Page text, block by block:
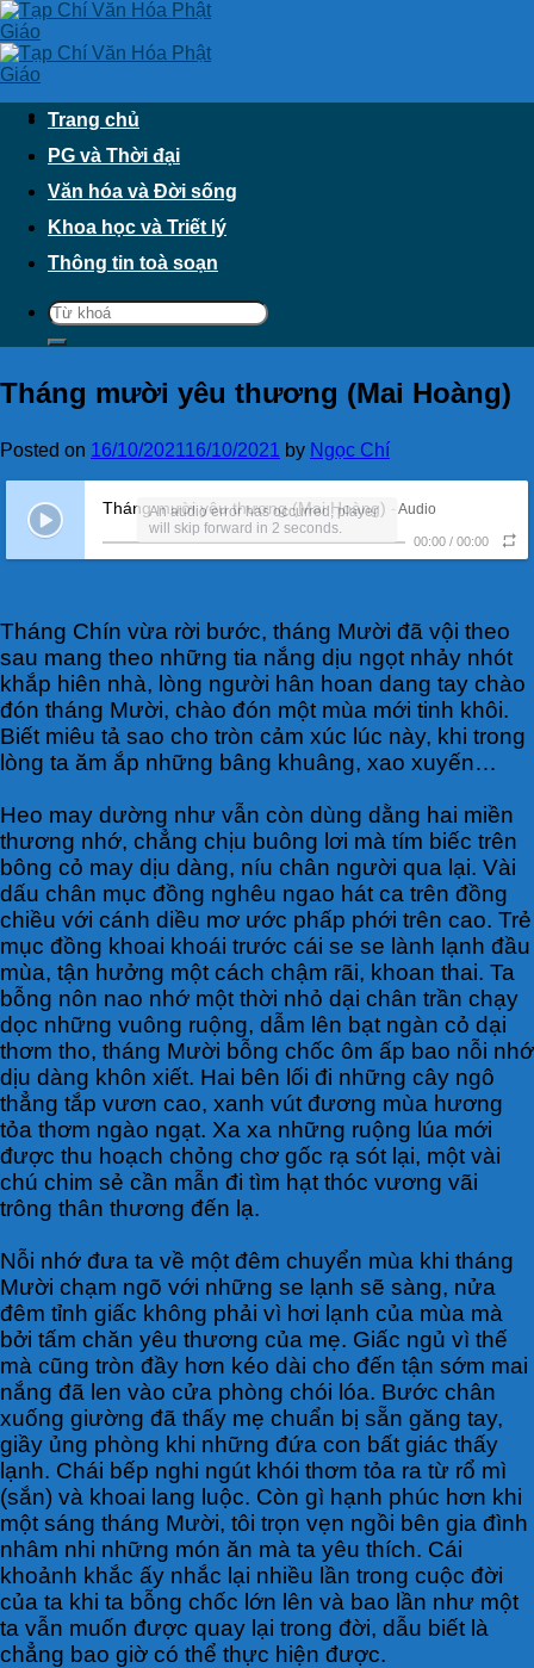
Skip
to
content
Trang chủ
PG và Thời đại
Văn hóa và Đời sống
Khoa học và Triết lý
Thông tin toà soạn
Tháng mười yêu thương (Mai Hoàng)
Posted on 16/10/202116/10/2021 by Ngọc Chí
Tháng mười yêu thương (Mai Hoàng) - Audio
00:00 / 00:00
An audio error has occurred, player
will skip forward in 2 seconds.
Tháng Chín vừa rời bước, tháng Mười đã vội theo
sau mang theo những tia nắng dịu ngọt nhảy nhót
khắp hiên nhà, lòng người hân hoan dang tay chào
đón tháng Mười, chào đón một mùa mới tinh khôi.
Biết miêu tả sao cho tròn cảm xúc lúc này, khi trong
lòng ta ăm ắp những bâng khuâng, xao xuyến…
Heo may dường như vẫn còn dùng dằng hai miền
thương nhớ, chẳng chịu buông lơi mà tím biếc trên
bông cỏ may dịu dàng, níu chân người qua lại. Vài
dấu chân mục đồng nghêu ngao hát ca trên đồng
chiều với cánh diều mơ ước phấp phới trên cao. Trẻ
mục đồng khoai khoái trước cái se se lành lạnh đầu
mùa, tận hưởng một cách chậm rãi, khoan thai. Ta
bỗng nôn nao nhớ một thời nhỏ dại chân trần chạy
dọc những vuông ruộng, dẫm lên bạt ngàn cỏ dại
thơm tho, tháng Mười bỗng chốc ôm ấp bao nỗi nhớ
dịu dàng khôn xiết. Hai bên lối đi những cây ngô
thẳng tắp vươn cao, xanh vút đương mùa hương
tỏa thơm ngào ngạt. Xa xa những ruộng lúa mới
được thu hoạch chỏng chơ gốc rạ sót lại, một vài
chú chim sẻ cần mẫn đi tìm hạt thóc vương vãi
trông thân thương đến lạ.
Nỗi nhớ đưa ta về một đêm chuyển mùa khi tháng
Mười chạm ngõ với những se lạnh sẽ sàng, nửa
đêm tỉnh giấc không phải vì hơi lạnh của mùa mà
bởi tấm chăn yêu thương của mẹ. Giấc ngủ vì thế
mà cũng tròn đầy hơn kéo dài cho đến tận sớm mai
nắng đã len vào cửa phòng chói lóa. Bước chân
xuống giường đã thấy mẹ chuẩn bị sẵn găng tay,
giầy ủng phòng khi những đứa con bất giác thấy
lạnh. Chái bếp nghi ngút khói thơm tỏa ra từ rổ mì
(sắn) và khoai lang luộc. Còn gì hạnh phúc hơn khi
một sáng tháng Mười, tôi trọn vẹn ngồi bên gia đình
nhâm nhi những món ăn mà ta yêu thích. Cái
khoảnh khắc ấy nhắc lại nhiều lần trong cuộc đời
của ta khi ta bỗng chốc lớn lên và bao lần như một
ta vẫn muốn được quay lại trong đời, dẫu biết là
chẳng bao giờ có thể thực hiện được.